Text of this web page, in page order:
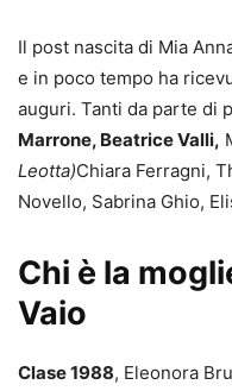
Il post nascita di Mia
e in poco tempo ha
auguri. Tanti da parte di
Marrone, Beatrice Valli,
Leotta)Chiara Ferragni,
Novello, Sabrina Ghio,
Chi è la
Vaio
Clase 1988, Eleonora